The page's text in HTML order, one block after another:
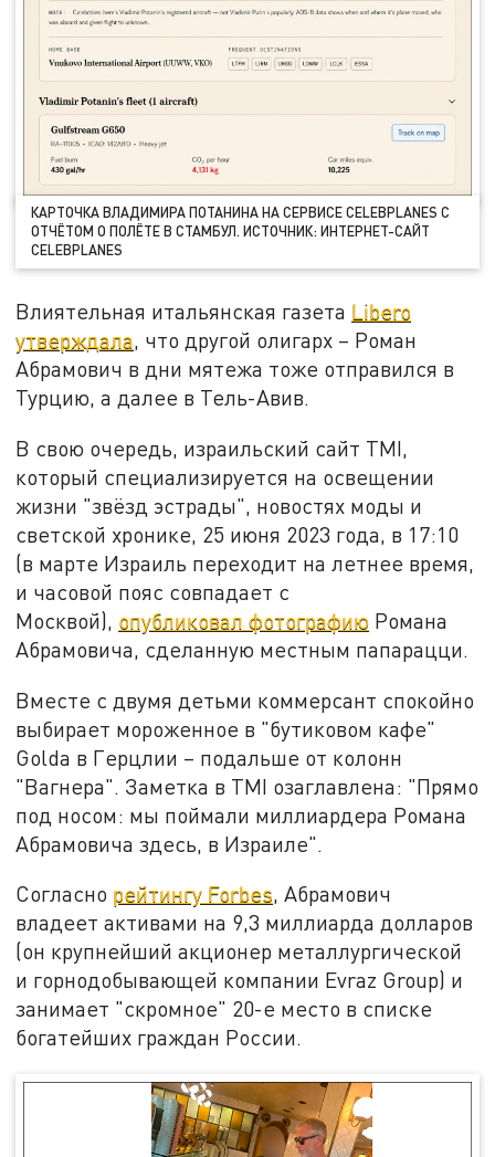
КАРТОЧКА ВЛАДИМИРА ПОТАНИНА НА СЕРВИСЕ СELEBPLANES С
ОТЧЁТОМ О ПОЛЁТЕ В СТАМБУЛ. ИСТОЧНИК: ИНТЕРНЕТ-САЙТ
СELEBPLANES
Влиятельная итальянская газета Libero
утверждала, что другой олигарх – Роман
Абрамович в дни мятежа тоже отправился в
Турцию, а далее в Тель-Авив.
В свою очередь, израильский сайт TMI,
который специализируется на освещении
жизни "звёзд эстрады", новостях моды и
светской хронике, 25 июня 2023 года, в 17:10
(в марте Израиль переходит на летнее время,
и часовой пояс совпадает с
Москвой), опубликовал фотографию Романа
Абрамовича, сделанную местным папарацци.
Вместе с двумя детьми коммерсант спокойно
выбирает мороженное в "бутиковом кафе"
Golda в Герцлии – подальше от колонн
"Вагнера". Заметка в TMI озаглавлена: "Прямо
под носом: мы поймали миллиардера Романа
Абрамовича здесь, в Израиле".
Согласно рейтингу Forbes, Абрамович
владеет активами на 9,3 миллиарда долларов
(он крупнейший акционер металлургической
и горнодобывающей компании Evraz Group) и
занимает "скромное" 20-е место в списке
богатейших граждан России.